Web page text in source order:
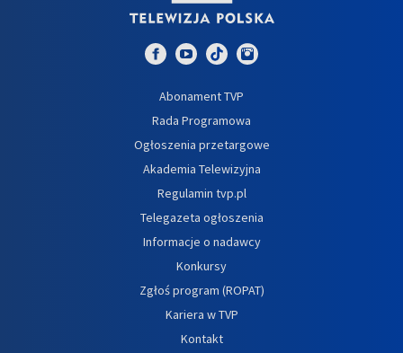
Abonament TVP
Rada Programowa
Ogłoszenia przetargowe
Akademia Telewizyjna
Regulamin tvp.pl
Telegazeta ogłoszenia
Informacje o nadawcy
Konkursy
Zgłoś program (ROPAT)
Kariera w TVP
Kontakt